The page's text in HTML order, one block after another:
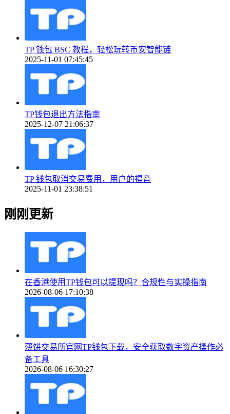
TP 钱包 BSC 教程，轻松玩转币安智能链
2025-11-01 07:45:45
TP钱包退出方法指南
2025-12-07 21:06:37
TP 钱包取消交易费用，用户的福音
2025-11-01 23:38:51
刚刚更新
在香港使用TP钱包可以提现吗？合规性与实操指南
2026-08-06 17:10:38
薄饼交易所官网TP钱包下载，安全获取数字资产操作必
备工具
2026-08-06 16:30:27